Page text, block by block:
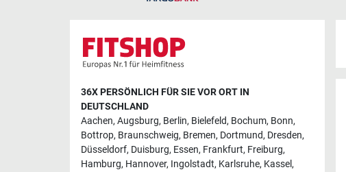
36X PERSÖNLICH FÜR SIE VOR ORT IN
DEUTSCHLAND
Aachen, Augsburg, Berlin, Bielefeld, Bochum, Bonn,
Bottrop, Braunschweig, Bremen, Dortmund, Dresden,
Düsseldorf, Duisburg, Essen, Frankfurt, Freiburg,
Hamburg, Hannover, Ingolstadt, Karlsruhe, Kassel,